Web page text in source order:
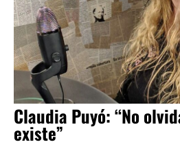
Claudia Puyó: “No
existe”